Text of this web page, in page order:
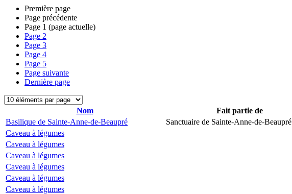
Première page
Page précédente
Page 1 (page actuelle)
Page 2
Page 3
Page 4
Page 5
Page suivante
Dernière page
Nom Fait partie de
Basilique de Sainte-Anne-de-Beaupré
Sanctuaire de Sainte-Anne-de-Beaupré
Caveau à légumes
Caveau à légumes
Caveau à légumes
Caveau à légumes
Caveau à légumes
Caveau à légumes